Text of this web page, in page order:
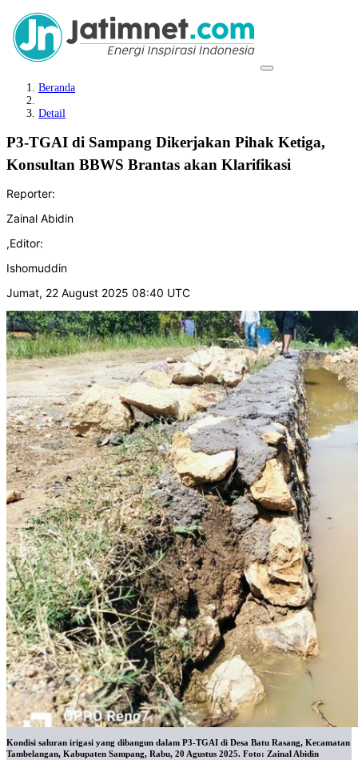
Beranda
Detail
P3-TGAI di Sampang Dikerjakan Pihak Ketiga,
Konsultan BBWS Brantas akan Klarifikasi
Reporter:
Zainal Abidin
,Editor:
Ishomuddin
Jumat, 22 August 2025 08:40 UTC
Kondisi saluran irigasi yang dibangun dalam P3-TGAI di Desa Batu Rasang, Kecamatan
Tambelangan, Kabupaten Sampang, Rabu, 20 Agustus 2025. Foto: Zainal Abidin